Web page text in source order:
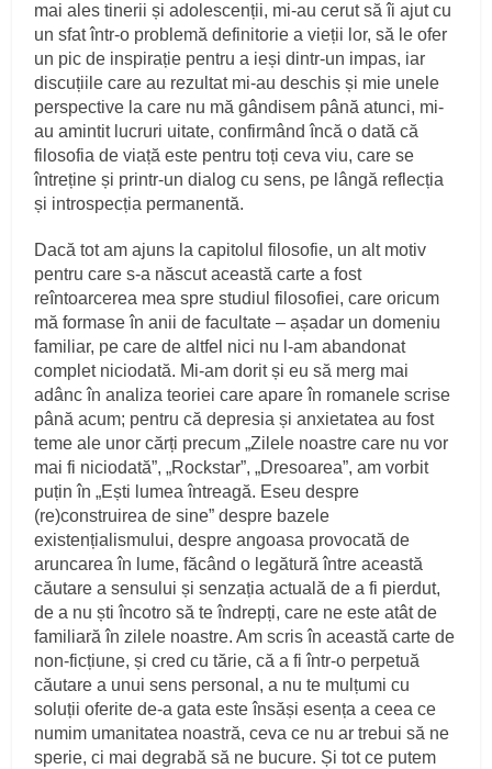
mai ales tinerii și adolescenții, mi-au cerut să îi ajut cu
un sfat într-o problemă definitorie a vieții lor, să le ofer
un pic de inspirație pentru a ieși dintr-un impas, iar
discuțiile care au rezultat mi-au deschis și mie unele
perspective la care nu mă gândisem până atunci, mi-
au amintit lucruri uitate, confirmând încă o dată că
filosofia de viață este pentru toți ceva viu, care se
întreține și printr-un dialog cu sens, pe lângă reflecția
și introspecția permanentă.
Dacă tot am ajuns la capitolul filosofie, un alt motiv
pentru care s-a născut această carte a fost
reîntoarcerea mea spre studiul filosofiei, care oricum
mă formase în anii de facultate – așadar un domeniu
familiar, pe care de altfel nici nu l-am abandonat
complet niciodată. Mi-am dorit și eu să merg mai
adânc în analiza teoriei care apare în romanele scrise
până acum; pentru că depresia și anxietatea au fost
teme ale unor cărți precum „Zilele noastre care nu vor
mai fi niciodată”, „Rockstar”, „Dresoarea”, am vorbit
puțin în „Ești lumea întreagă. Eseu despre
(re)construirea de sine” despre bazele
existențialismului, despre angoasa provocată de
aruncarea în lume, făcând o legătură între această
căutare a sensului și senzația actuală de a fi pierdut,
de a nu ști încotro să te îndrepți, care ne este atât de
familiară în zilele noastre. Am scris în această carte de
non-ficțiune, și cred cu tărie, că a fi într-o perpetuă
căutare a unui sens personal, a nu te mulțumi cu
soluții oferite de-a gata este însăși esența a ceea ce
numim umanitatea noastră, ceva ce nu ar trebui să ne
sperie, ci mai degrabă să ne bucure. Și tot ce putem